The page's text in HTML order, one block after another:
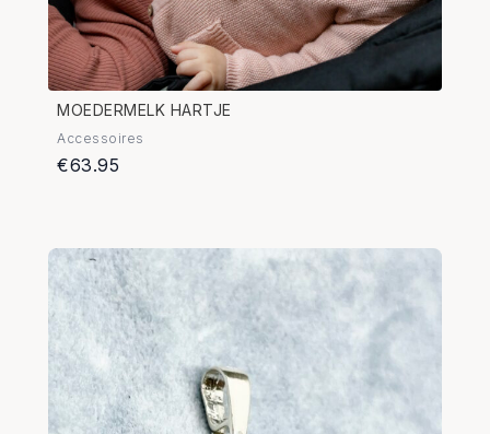
MOEDERMELK HARTJE
Accessoires
€63.95